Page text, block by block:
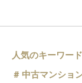
人気のキーワード
中古マンショ